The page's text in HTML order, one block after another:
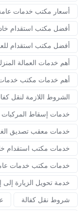
أسعار مكتب خدمات
أفضل مكتب استقدام
أفضل مكتب استقدام
أهم خدمات العمالة
أهم خدمات مكتب
الشروط اللازمة لنقل
خدمات إسقاط المركبات
خدمات معقب تصديق
خدمات مكتب استقدام
خدمات مكتب خدمات
خدمة تحويل الزيارة إلى
شروط نقل كفالة